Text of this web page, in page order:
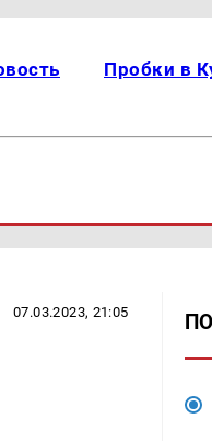
Пробки в
07.03.2023, 21:05